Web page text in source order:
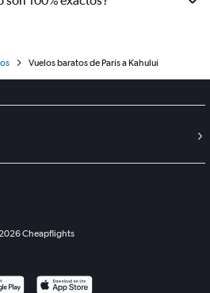
Vuelos baratos de París a Kahului
Cheapflights